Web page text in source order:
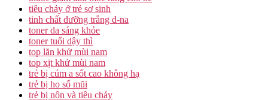
tiêu chảy ở trẻ sơ sinh
tinh chất dưỡng trắng d-na
toner da sáng khỏe
toner tuổi dậy thì
top lăn khử mùi nam
top xịt khử mùi nam
trẻ bị cúm a sốt cao không hạ
trẻ bị ho sổ mũi
trẻ bị nôn và tiêu chảy